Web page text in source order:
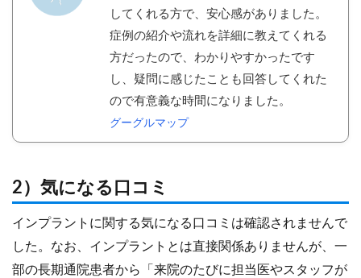
してくれる方で、安心感がありました。
症例の紹介や流れを詳細に教えてくれる
方だったので、わかりやすかったです
し、疑問に感じたことも回答してくれた
ので有意義な時間になりました。
グーグルマップ
2）気になる口コミ
インプラントに関する気になる口コミは確認されませんで
した。なお、インプラントとは直接関係ありませんが、一
部の長期通院患者から「来院のたびに担当医やスタッフが